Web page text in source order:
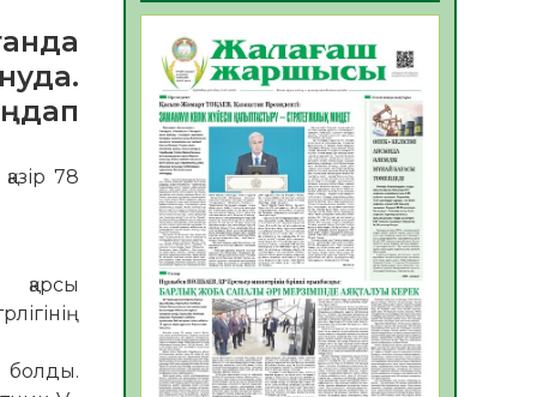
78
болды.
ҚОҒАМДЫҚ БЕЛСЕНДІЛІК –
ЕЛ ДАМУЫНЫҢ НЕГІЗІ
06.08.2026
51
ҚҰРЫЛТАЙ САЙЛАУЫ –
БОЛАШАҚҚА БАСТАР
ЖАУАПТЫ ТАҢДАУ
06.08.2026
53
Инфекциялық ауруларға
қарсы иммундау
жұмыстарының тиімділігі
06.08.2026
55
Көкжөтел ауруы туралы